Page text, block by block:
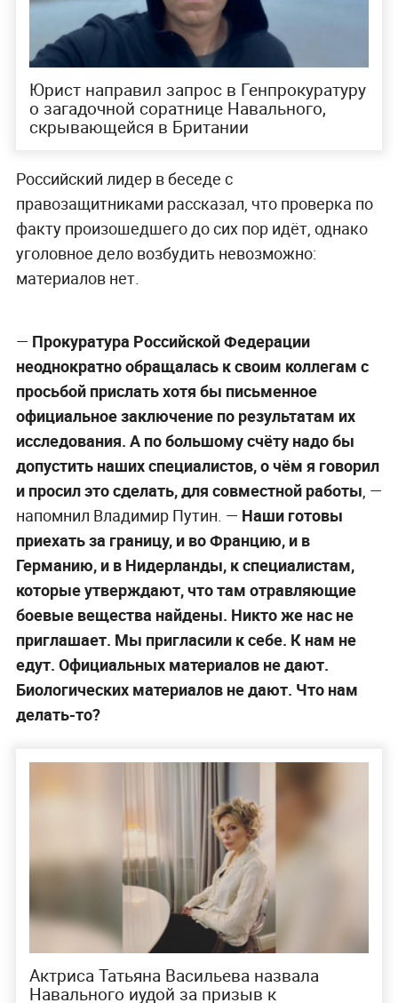
Юрист направил запрос в Генпрокуратуру
о загадочной соратнице Навального,
скрывающейся в Британии
Российский лидер в беседе с
правозащитниками рассказал, что проверка по
факту произошедшего до сих пор идёт, однако
уголовное дело возбудить невозможно:
материалов нет.
— Прокуратура Российской Федерации
неоднократно обращалась к своим коллегам с
просьбой прислать хотя бы письменное
официальное заключение по результатам их
исследования. А по большому счёту надо бы
допустить наших специалистов, о чём я говорил
и просил это сделать, для совместной работы , —
напомнил Владимир Путин. — Наши готовы
приехать за границу, и во Францию, и в
Германию, и в Нидерланды, к специалистам,
которые утверждают, что там отравляющие
боевые вещества найдены. Никто же нас не
приглашает. Мы пригласили к себе. К нам не
едут. Официальных материалов не дают.
Биологических материалов не дают. Что нам
делать-то?
Актриса Татьяна Васильева назвала
Навального иудой за призыв к